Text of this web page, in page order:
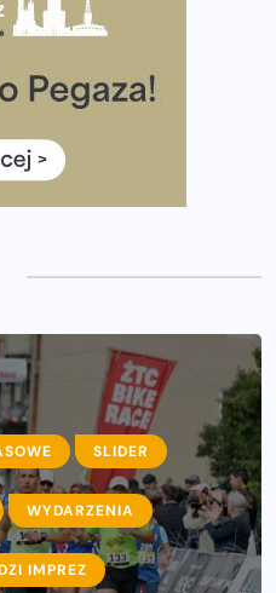
– praktyczny
treningi wystarczą? Jak
Nocny Portowy Maraton
co warto wiedzieć
SLIDER
WYDARZENIA
IMPREZ